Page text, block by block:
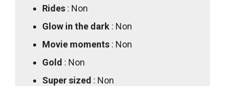
Rides : Non
Glow in the dark : Non
Movie moments : Non
Gold : Non
Super sized : Non